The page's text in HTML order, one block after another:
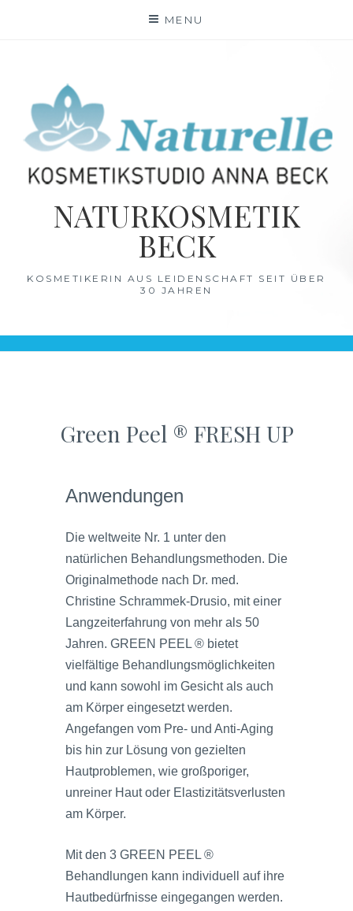
MENU
NATURKOSMETIK
BECK
KOSMETIKERIN AUS LEIDENSCHAFT SEIT ÜBER
30 JAHREN
Green Peel ® FRESH UP
Anwendungen
Die weltweite Nr. 1 unter den
natürlichen Behandlungsmethoden. Die
Originalmethode nach Dr. med.
Christine Schrammek-Drusio, mit einer
Langzeiterfahrung von mehr als 50
Jahren. GREEN PEEL ® bietet
vielfältige Behandlungsmöglichkeiten
und kann sowohl im Gesicht als auch
am Körper eingesetzt werden.
Angefangen vom Pre- und Anti-Aging
bis hin zur Lösung von gezielten
Hautproblemen, wie großporiger,
unreiner Haut oder Elastizitätsverlusten
am Körper.
Mit den 3 GREEN PEEL ®
Behandlungen kann individuell auf ihre
Hautbedürfnisse eingegangen werden.